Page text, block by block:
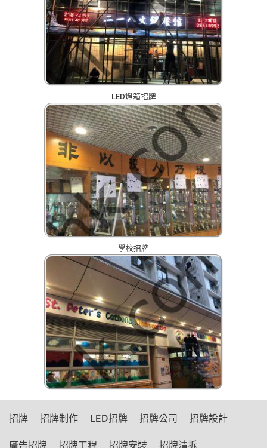
LED燈箱招牌
學校招牌
招牌 招牌制作 LED招牌 招牌公司 招牌設計
廣告招牌 招牌工程 招牌安裝 招牌清拆